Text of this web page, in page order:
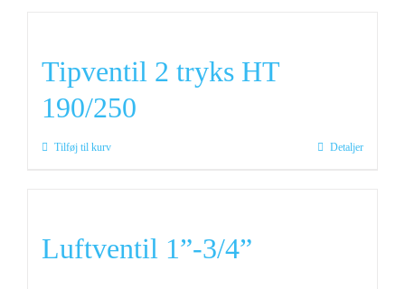
Tipventil 2 tryks HT
190/250
Tilføj til kurv Detaljer
Luftventil 1”-3/4”